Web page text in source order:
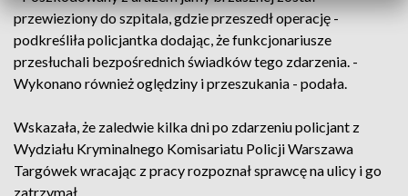
przewieziony do szpitala, gdzie przeszedł operację -
podkreśliła policjantka dodając, że funkcjonariusze
przesłuchali bezpośrednich świadków tego zdarzenia. -
Wykonano również oględziny i przeszukania - podała.
Wskazała, że zaledwie kilka dni po zdarzeniu policjant z
Wydziału Kryminalnego Komisariatu Policji Warszawa
Targówek wracając z pracy rozpoznał sprawcę na ulicy i go
zatrzymał.